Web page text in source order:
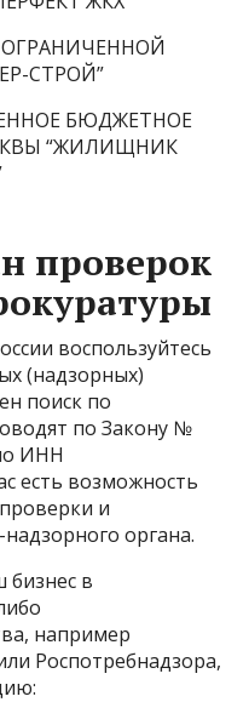
ОГРАНИЧЕННОЙ
СТРОЙ”
БЮДЖЕТНОЕ
“ЖИЛИЩНИК
проверок
воспользуйтесь
(надзорных)
поиск по
по Закону №
ИНН
есть возможность
и
органа.
бизнес в
например
Роспотребнадзора,